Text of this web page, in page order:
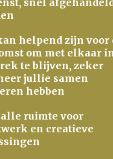
snel
helpend zijn voor
om met elkaar
te blijven, zeker
jullie samen
hebben
ruimte voor
en creatieve